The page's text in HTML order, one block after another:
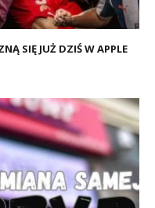
SIĘ JUŻ DZIŚ W APPLE